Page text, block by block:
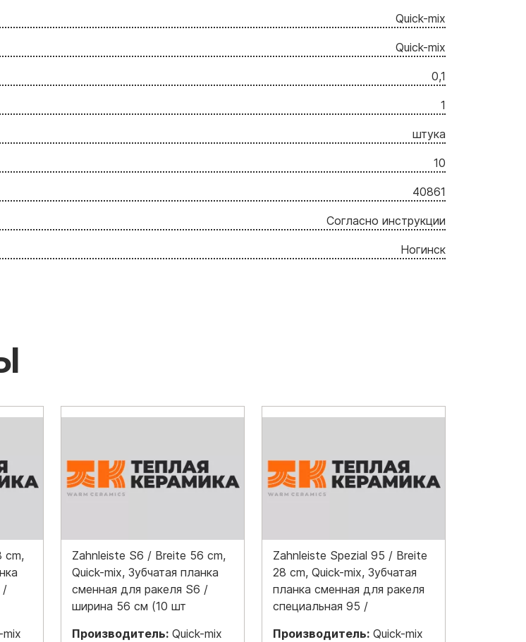
Quick-mix
Quick-mix
0,1
1
штука
10
40861
Согласно инструкции
Ногинск
cm,
/
mix
Zahnleiste S6 / Breite 56 cm,
Quick-mix, Зубчатая планка
сменная для ракеля S6 /
ширина 56 см (10 шт
Производитель: Quick-mix
Zahnleiste Spezial 95 / Breite
28 cm, Quick-mix, Зубчатая
планка сменная для ракеля
специальная 95 /
Производитель: Quick-mix